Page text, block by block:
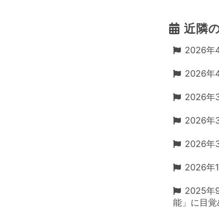
近隣
2026年
2026年
2026年
2026年
2026年
2026年
2025年
能」に目